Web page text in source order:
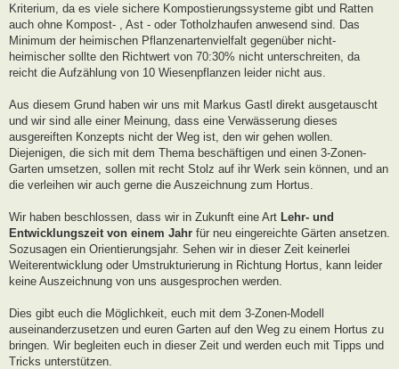
Kriterium, da es viele sichere Kompostierungssysteme gibt und Ratten
auch ohne Kompost- , Ast - oder Totholzhaufen anwesend sind. Das
Minimum der heimischen Pflanzenartenvielfalt gegenüber nicht-
heimischer sollte den Richtwert von 70:30% nicht unterschreiten, da
reicht die Aufzählung von 10 Wiesenpflanzen leider nicht aus.
Aus diesem Grund haben wir uns mit Markus Gastl direkt ausgetauscht
und wir sind alle einer Meinung, dass eine Verwässerung dieses
ausgereiften Konzepts nicht der Weg ist, den wir gehen wollen.
Diejenigen, die sich mit dem Thema beschäftigen und einen 3-Zonen-
Garten umsetzen, sollen mit recht Stolz auf ihr Werk sein können, und an
die verleihen wir auch gerne die Auszeichnung zum Hortus.
Wir haben beschlossen, dass wir in Zukunft eine Art Lehr- und
Entwicklungszeit von einem Jahr für neu eingereichte Gärten ansetzen.
Sozusagen ein Orientierungsjahr. Sehen wir in dieser Zeit keinerlei
Weiterentwicklung oder Umstrukturierung in Richtung Hortus, kann leider
keine Auszeichnung von uns ausgesprochen werden.
Dies gibt euch die Möglichkeit, euch mit dem 3-Zonen-Modell
auseinanderzusetzen und euren Garten auf den Weg zu einem Hortus zu
bringen. Wir begleiten euch in dieser Zeit und werden euch mit Tipps und
Tricks unterstützen.